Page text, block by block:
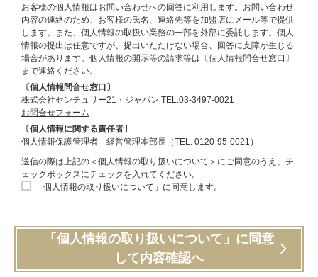
お客様の個人情報はお問い合わせへの回答に利用します。お問い合わせ
内容の連絡のため、お客様の氏名、連絡先等を加盟店にメール等で提供
します。また、個人情報の取扱い業務の一部を外部に委託します。個人
情報の提出は任意ですが、提出いただけない場合、回答に支障が生じる
場合があります。個人情報の開示等の請求等は〔個人情報問合せ窓口〕
まで連絡ください。
〔個人情報問合せ窓口〕
株式会社センチュリー21・ジャパン TEL:03-3497-0021
お問合せフォーム
〔個人情報に関する責任者〕
個人情報保護管理者 経営管理本部長（TEL: 0120-95-0021）
送信の際は上記の＜個人情報の取り扱いについて＞にご同意のうえ、チ
ェックボックスにチェックを入れてください。
「個人情報の取り扱いについて」に同意します。
「個人情報の取り扱いについて」に同意
して内容確認へ